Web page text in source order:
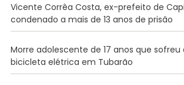
Vicente Corrêa Costa, ex-prefeito de
condenado a mais de 13 anos de prisão
Morre adolescente de 17 anos que
bicicleta elétrica em Tubarão